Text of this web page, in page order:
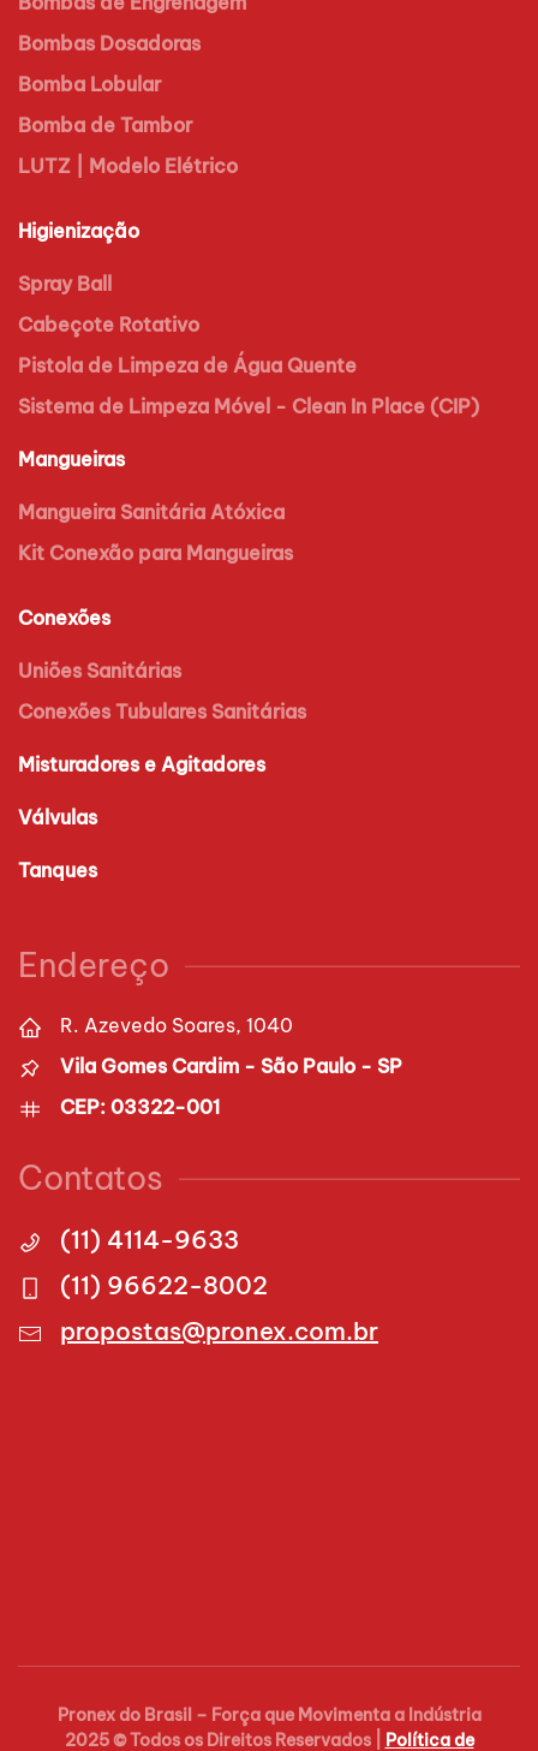
Bombas Dosadoras
Bomba Lobular
Bomba de Tambor
LUTZ | Modelo Elétrico
Higienização
Spray Ball
Cabeçote Rotativo
Pistola de Limpeza de Água Quente
Sistema de Limpeza Móvel - Clean In Place (CIP)
Mangueiras
Mangueira Sanitária Atóxica
Kit Conexão para Mangueiras
Conexões
Uniões Sanitárias
Conexões Tubulares Sanitárias
Misturadores e Agitadores
Válvulas
Tanques
Endereço
R. Azevedo Soares, 1040
Vila Gomes Cardim - São Paulo - SP
CEP: 03322-001
Contatos
(11) 4114-9633
(11) 96622-8002
propostas@pronex.com.br
Pronex do Brasil – Força que Movimenta a Indústria
2025 © Todos os Direitos Reservados |
Política de